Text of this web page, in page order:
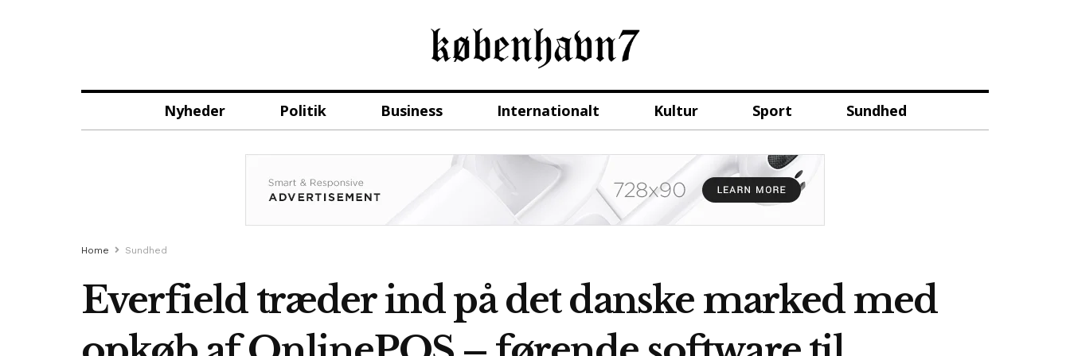
Nyheder Politik Business Internationalt Kultur Sport Sundhed
Home Sundhed
Everfield træder ind på det danske marked med